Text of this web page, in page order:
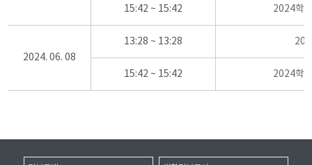
15:42 ~ 15:42 2024학
2024. 06. 08
13:28 ~ 13:28
15:42 ~ 15:42 2024학